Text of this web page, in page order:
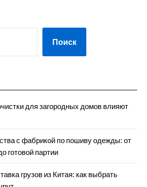
Поиск
для загородных домов влияют
с фабрикой по пошиву одежды: от
готовой партии
грузов из Китая: как выбрать